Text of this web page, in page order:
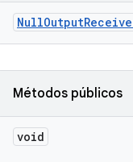
NullOutput
Métodos públicos
void